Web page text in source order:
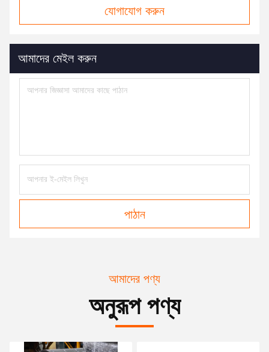
যোগাযোগ করুন
আমাদের মেইল ​​করুন
পাঠান
আমাদের পণ্য
অনুরূপ পণ্য